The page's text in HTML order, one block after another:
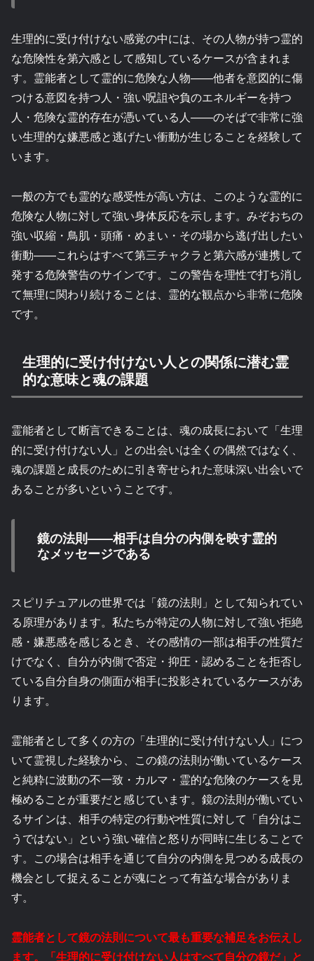
生理的に受け付けない感覚の中には、その人物が持つ霊的
な危険性を第六感として感知しているケースが含まれま
す。霊能者として霊的に危険な人物——他者を意図的に傷
つける意図を持つ人・強い呪詛や負のエネルギーを持つ
人・危険な霊的存在が憑いている人——のそばで非常に強
い生理的な嫌悪感と逃げたい衝動が生じることを経験して
います。
一般の方でも霊的な感受性が高い方は、このような霊的に
危険な人物に対して強い身体反応を示します。みぞおちの
強い収縮・鳥肌・頭痛・めまい・その場から逃げ出したい
衝動——これらはすべて第三チャクラと第六感が連携して
発する危険警告のサインです。この警告を理性で打ち消し
て無理に関わり続けることは、霊的な観点から非常に危険
です。
生理的に受け付けない人との関係に潜む霊
的な意味と魂の課題
霊能者として断言できることは、魂の成長において「生理
的に受け付けない人」との出会いは全くの偶然ではなく、
魂の課題と成長のために引き寄せられた意味深い出会いで
あることが多いということです。
鏡の法則——相手は自分の内側を映す霊的
なメッセージである
スピリチュアルの世界では「鏡の法則」として知られてい
る原理があります。私たちが特定の人物に対して強い拒絶
感・嫌悪感を感じるとき、その感情の一部は相手の性質だ
けでなく、自分が内側で否定・抑圧・認めることを拒否し
ている自分自身の側面が相手に投影されているケースがあ
ります。
霊能者として多くの方の「生理的に受け付けない人」につ
いて霊視した経験から、この鏡の法則が働いているケース
と純粋に波動の不一致・カルマ・霊的な危険のケースを見
極めることが重要だと感じています。鏡の法則が働いてい
るサインは、相手の特定の行動や性質に対して「自分はこ
うではない」という強い確信と怒りが同時に生じることで
す。この場合は相手を通じて自分の内側を見つめる成長の
機会として捉えることが魂にとって有益な場合がありま
す。
霊能者として鏡の法則について最も重要な補足をお伝えし
ます。「生理的に受け付けない人はすべて自分の鏡だ」と